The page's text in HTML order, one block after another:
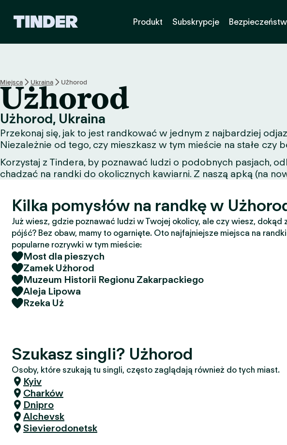
S
t
n
a
g
ł
ó
w
Produkt Subskrypcje
Miejsca Ukraina Użhorod
Użhorod
Użhorod, Ukraina
Przekonaj się, jak to jest randkować w jednym z najbardziej
Niezależnie od tego, czy mieszkasz w tym mieście na stałe
Korzystaj z Tindera, by poznawać ludzi o podobnych pasjach,
chadzać na randki do okolicznych kawiarni. Z naszą apką (na
Kilka pomysłów na randkę w
Już wiesz, gdzie poznawać ludzi w Twojej okolicy, ale czy wiesz, dokąd
pójść? Bez obaw, mamy to ogarnięte. Oto najfajniejsze miejsca na
popularne rozrywki w tym mieście:
Most dla pieszych
Zamek Użhorod
Muzeum Historii Regionu Zakarpackiego
Aleja Lipowa
Rzeka Uż
Szukasz singli? Użhorod
Osoby, które szukają tu singli, często zaglądają również do tych miast.
Kyiv
Charków
Dnipro
Alchevsk
Sievierodonetsk